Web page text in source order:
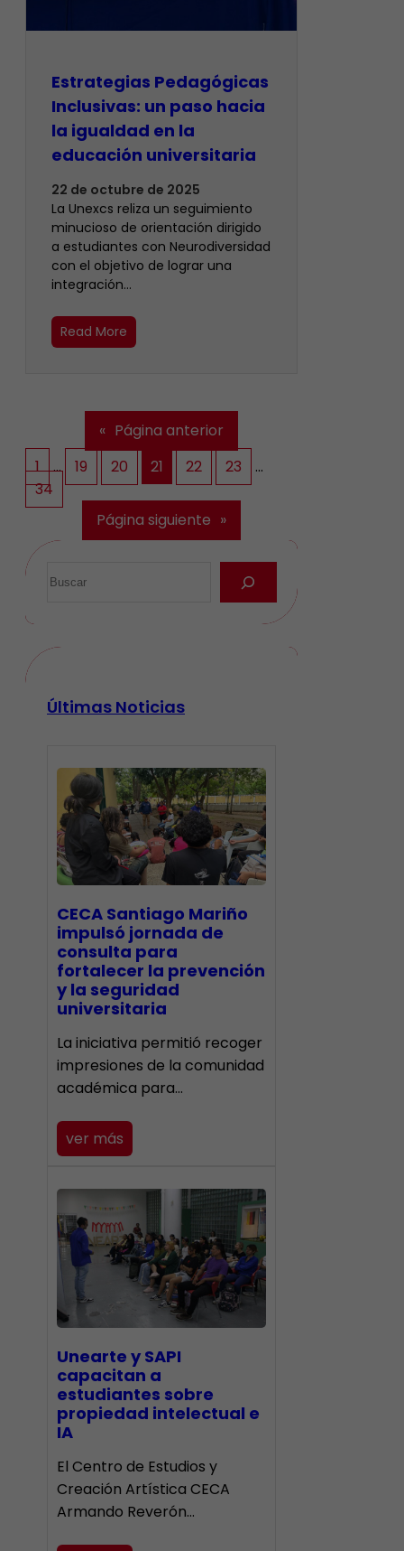
Estrategias Pedagógicas
Inclusivas: un paso hacia
la igualdad en la
educación universitaria
22 de octubre de 2025
La Unexcs reliza un seguimiento
minucioso de orientación dirigido
a estudiantes con Neurodiversidad
con el objetivo de lograr una
integración…
Read More
« Página anterior
1
… 19 20 21 22 23
…
34
Página siguiente »
Últimas Noticias
CECA Santiago Mariño
impulsó jornada de
consulta para
fortalecer la prevención
y la seguridad
universitaria
La iniciativa permitió recoger
impresiones de la comunidad
académica para…
ver más
Unearte y SAPI
capacitan a
estudiantes sobre
propiedad intelectual e
IA
El Centro de Estudios y
Creación Artística CECA
Armando Reverón…